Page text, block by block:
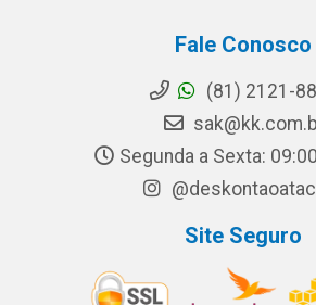
Fale Conosco
(81) 2121-
Segunda a Sexta:
Site Seguro